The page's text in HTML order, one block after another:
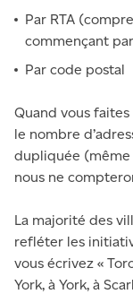
Par RTA
commençant
Par code postal
Quand vous
le nombre
dupliquée (même
nous ne
La majorité des
refléter les
vous écrivez «
York, à York, à